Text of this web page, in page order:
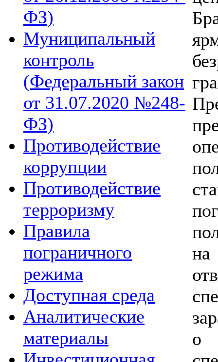
ФЗ)
Муниципальный
контроль
(Федеральный закон
от 31.07.2020 №248-
ФЗ)
Противодействие
коррупции
Противодействие
терроризму
Правила
пограничного
режима
Доступная среда
Аналитические
материалы
на
о